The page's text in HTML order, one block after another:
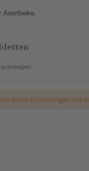
Apotheke.
anzeigen.
deine Erfahrungen mit